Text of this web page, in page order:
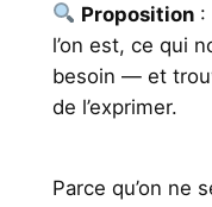
Proposition:
l’on est, ce qui
besoin — et
de l’exprimer.
Parce qu’on ne